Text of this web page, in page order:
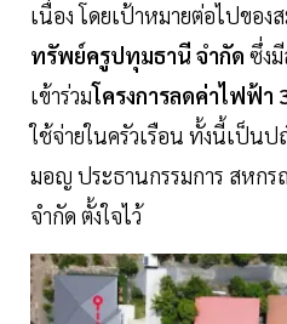
เนื่อง โดยเป้าหมายต่อไปของ
ทรัพย์ครูปทุมธานี จำกัด ซึ่ง
เข้าร่วมโครงการลดค่าไฟฟ้า
ใช้จ่ายในครัวเรือน ทั้งนี้เป็น
มอญ ประธานกรรมการ สหก
จำกัด ตั้งใจไว้